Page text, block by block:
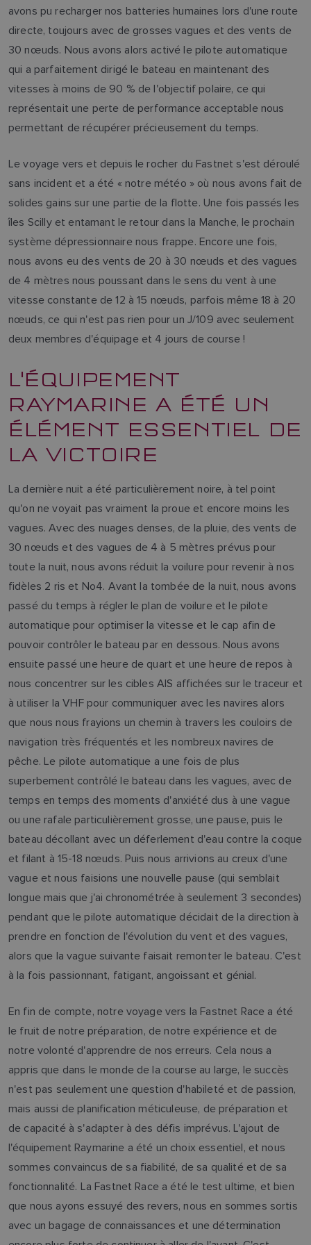
avons pu recharger nos batteries humaines lors d'une route
directe, toujours avec de grosses vagues et des vents de
30 nœuds. Nous avons alors activé le pilote automatique
qui a parfaitement dirigé le bateau en maintenant des
vitesses à moins de 90 % de l'objectif polaire, ce qui
représentait une perte de performance acceptable nous
permettant de récupérer précieusement du temps.
Le voyage vers et depuis le rocher du Fastnet s'est déroulé
sans incident et a été « notre météo » où nous avons fait de
solides gains sur une partie de la flotte. Une fois passés les
îles Scilly et entamant le retour dans la Manche, le prochain
système dépressionnaire nous frappe. Encore une fois,
nous avons eu des vents de 20 à 30 nœuds et des vagues
de 4 mètres nous poussant dans le sens du vent à une
vitesse constante de 12 à 15 nœuds, parfois même 18 à 20
nœuds, ce qui n'est pas rien pour un J/109 avec seulement
deux membres d'équipage et 4 jours de course !
L'ÉQUIPEMENT
RAYMARINE A ÉTÉ UN
ÉLÉMENT ESSENTIEL DE
LA VICTOIRE
La dernière nuit a été particulièrement noire, à tel point
qu'on ne voyait pas vraiment la proue et encore moins les
vagues. Avec des nuages denses, de la pluie, des vents de
30 nœuds et des vagues de 4 à 5 mètres prévus pour
toute la nuit, nous avons réduit la voilure pour revenir à nos
fidèles 2 ris et No4. Avant la tombée de la nuit, nous avons
passé du temps à régler le plan de voilure et le pilote
automatique pour optimiser la vitesse et le cap afin de
pouvoir contrôler le bateau par en dessous. Nous avons
ensuite passé une heure de quart et une heure de repos à
nous concentrer sur les cibles AIS affichées sur le traceur et
à utiliser la VHF pour communiquer avec les navires alors
que nous nous frayions un chemin à travers les couloirs de
navigation très fréquentés et les nombreux navires de
pêche. Le pilote automatique a une fois de plus
superbement contrôlé le bateau dans les vagues, avec de
temps en temps des moments d'anxiété dus à une vague
ou une rafale particulièrement grosse, une pause, puis le
bateau décollant avec un déferlement d'eau contre la coque
et filant à 15-18 nœuds. Puis nous arrivions au creux d'une
vague et nous faisions une nouvelle pause (qui semblait
longue mais que j'ai chronométrée à seulement 3 secondes)
pendant que le pilote automatique décidait de la direction à
prendre en fonction de l'évolution du vent et des vagues,
alors que la vague suivante faisait remonter le bateau. C'est
à la fois passionnant, fatigant, angoissant et génial.
En fin de compte, notre voyage vers la Fastnet Race a été
le fruit de notre préparation, de notre expérience et de
notre volonté d'apprendre de nos erreurs. Cela nous a
appris que dans le monde de la course au large, le succès
n'est pas seulement une question d'habileté et de passion,
mais aussi de planification méticuleuse, de préparation et
de capacité à s'adapter à des défis imprévus. L'ajout de
l'équipement Raymarine a été un choix essentiel, et nous
sommes convaincus de sa fiabilité, de sa qualité et de sa
fonctionnalité. La Fastnet Race a été le test ultime, et bien
que nous ayons essuyé des revers, nous en sommes sortis
avec un bagage de connaissances et une détermination